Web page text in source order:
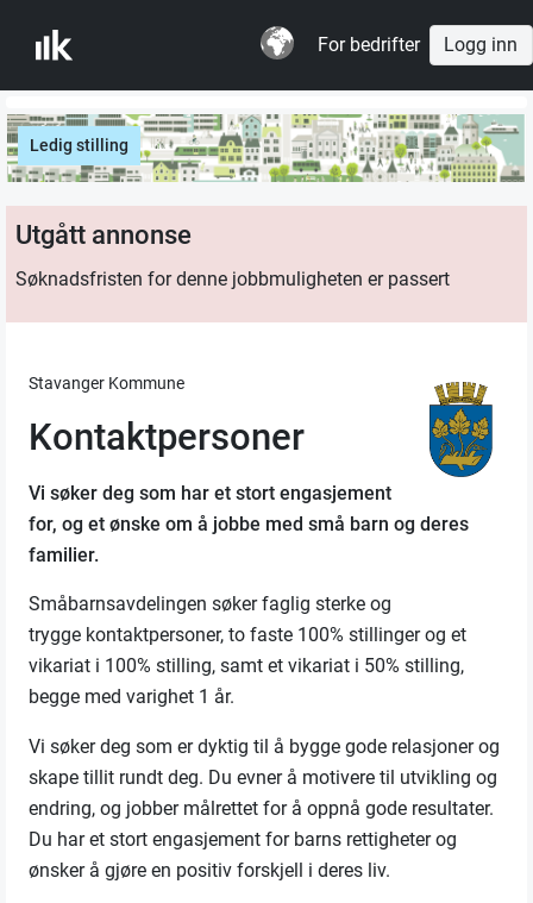
For bedrifter Logg inn
Ledig stilling
Utgått annonse
Søknadsfristen for denne jobbmuligheten er passert
Stavanger Kommune
Kontaktpersoner
Vi søker deg som har et stort engasjement
for, og et ønske om å jobbe med små barn og deres
familier.
Småbarnsavdelingen søker faglig sterke og
trygge kontaktpersoner, to faste 100% stillinger og et
vikariat i 100% stilling, samt et vikariat i 50% stilling,
begge med varighet 1 år.
Vi søker deg som er dyktig til å bygge gode relasjoner og
skape tillit rundt deg. Du evner å motivere til utvikling og
endring, og jobber målrettet for å oppnå gode resultater.
Du har et stort engasjement for barns rettigheter og
ønsker å gjøre en positiv forskjell i deres liv.